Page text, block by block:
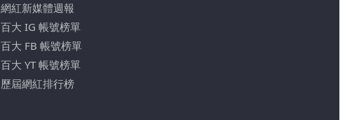
網紅新媒體週報
百大 IG 帳號榜單
百大 FB 帳號榜單
百大 YT 帳號榜單
歷屆網紅排行榜